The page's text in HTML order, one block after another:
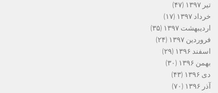
تیر ۱۳۹۷
(۴۷)
خرداد ۱۳۹۷
(۱۷)
اردیبهشت ۱۳۹۷
(۳۵)
فروردین ۱۳۹۷
(۲۴)
اسفند ۱۳۹۶
(۲۹)
بهمن ۱۳۹۶
(۳۰)
دی ۱۳۹۶
(۴۳)
آذر ۱۳۹۶
(۷۰)